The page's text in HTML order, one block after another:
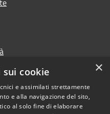
×
cookie
e assimilati strettamente
e alla navigazione del sito,
al solo fine di elaborare